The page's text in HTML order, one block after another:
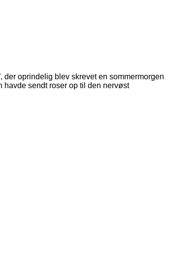
oprindelig blev skrevet en sommermorgen
sendt roser op til den nervøst